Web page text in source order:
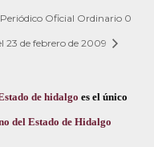
Periódico Oficial Ordinario 0
23 de febrero de 2009
de hidalgo es el único
del Estado de Hidalgo